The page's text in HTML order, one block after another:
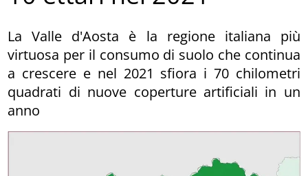
La Valle d'Aosta è la regione italiana più
virtuosa per il consumo di suolo che continua
a crescere e nel 2021 sfiora i 70 chilometri
quadrati di nuove coperture artificiali in un
anno